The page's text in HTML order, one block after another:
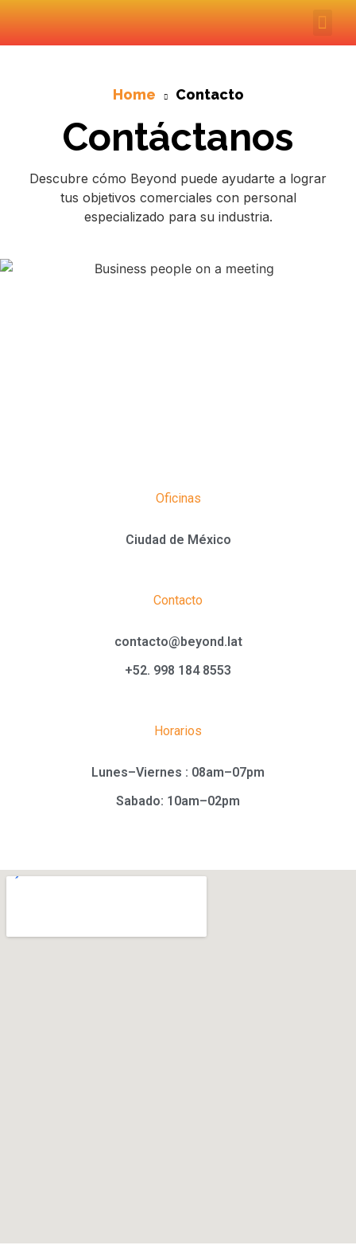
Home Contacto
Contáctanos
Descubre cómo Beyond puede ayudarte a lograr
tus objetivos comerciales con personal
especializado para su industria.
Oficinas
Ciudad de México
Contacto
contacto@beyond.lat
+52. 998 184 8553
Horarios
Lunes–Viernes : 08am–07pm
Sabado: 10am–02pm